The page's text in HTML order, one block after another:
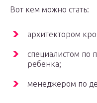
Вот кем можно стать:
архитектором
специалистом по
ребенка;
менеджером по